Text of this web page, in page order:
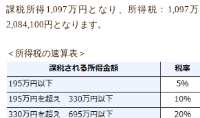
課税所得1,097万円となり、所得税：1,097万
2,084,100円となります。
＜所得税の速算表＞